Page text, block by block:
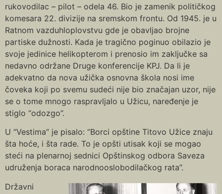
rukovodilac – pilot – odela 46. Bio je zamenik političkog
komesara 22. divizije na sremskom frontu. Od 1945. je u
Ratnom vazduhloplovstvu gde je obavljao brojne
partiske dužnosti. Kada je tragično poginuo obilazio je
svoje jedinice helikopterom i prenosio im zaključke sa
nedavno održane Druge konferencije KPJ. Da li je
adekvatno da nova užička osnovna škola nosi ime
čoveka koji po svemu sudeći nije bio značajan uzor, nije
se o tome mnogo raspravljalo u Užicu, naređenje je
stiglo “odozgo”.
U “Vestima” je pisalo: “Borci opštine Titovo Užice znaju
šta hoće, i šta rade. To je opšti utisak koji se mogao
steći na plenarnoj sednici Opštinskog odbora Saveza
udruženja boraca narodnooslobodilačkog rata”.
Državni